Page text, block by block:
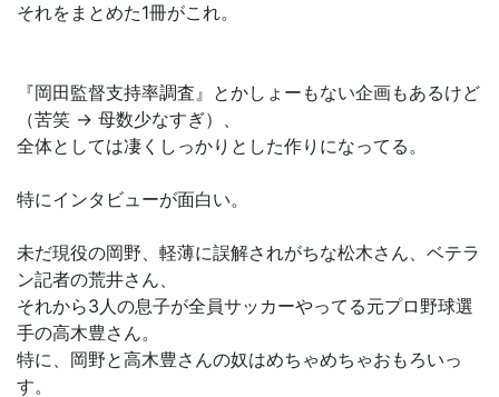
それをまとめた1冊がこれ。
『岡田監督支持率調査』とかしょーもない企画もあるけど
（苦笑 → 母数少なすぎ）、
全体としては凄くしっかりとした作りになってる。
特にインタビューが面白い。
未だ現役の岡野、軽薄に誤解されがちな松木さん、ベテラ
ン記者の荒井さん、
それから3人の息子が全員サッカーやってる元プロ野球選
手の高木豊さん。
特に、岡野と高木豊さんの奴はめちゃめちゃおもろいっ
す。